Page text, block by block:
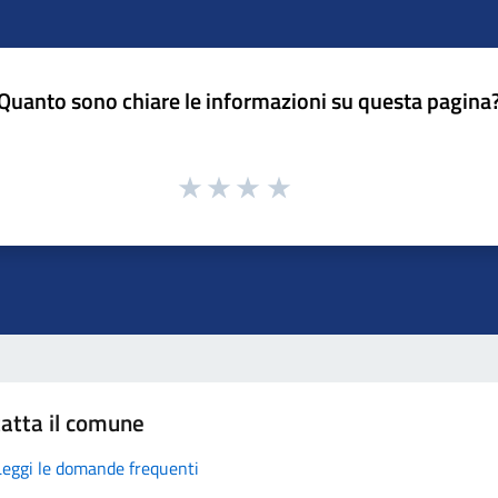
sono chiare le informazioni su questa
il comune
le domande frequenti